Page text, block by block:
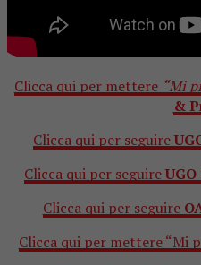
Clicca qui per mettere “Mi
&
Clicca qui per seguire
Clicca qui per seguire
Clicca qui per seguire
Clicca qui per mettere “Mi